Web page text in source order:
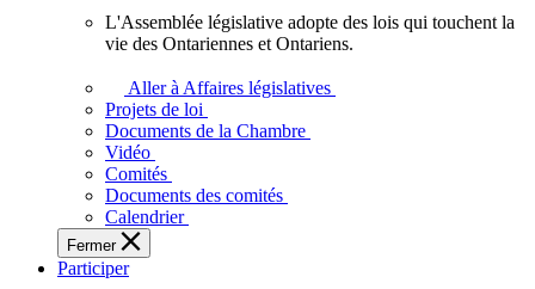
l'Ontario.
L'Assemblée
adopte
touchent
des
Ontariennes
et
L'Assemblée législative adopte des lois qui touchent la
vie des Ontariennes et Ontariens.
Aller à Affaires législatives
Projets de loi
Documents de la Chambre
Vidéo
Comités
Documents des comités
Calendrier
Fermer
Participer